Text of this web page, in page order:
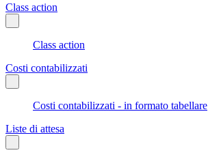
Class action
Class action
Costi contabilizzati
Costi contabilizzati - in formato tabellare
Liste di attesa